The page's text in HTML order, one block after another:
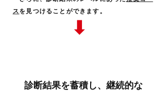
ス を見つけることができます。
➡
診断結果を蓄積し、継続的な